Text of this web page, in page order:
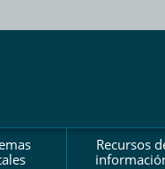
Recursos